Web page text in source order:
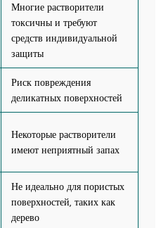
Многие растворители
токсичны и требуют
средств индивидуальной
защиты
Риск повреждения
деликатных поверхностей
Некоторые растворители
имеют неприятный запах
Не идеально для пористых
поверхностей, таких как
дерево